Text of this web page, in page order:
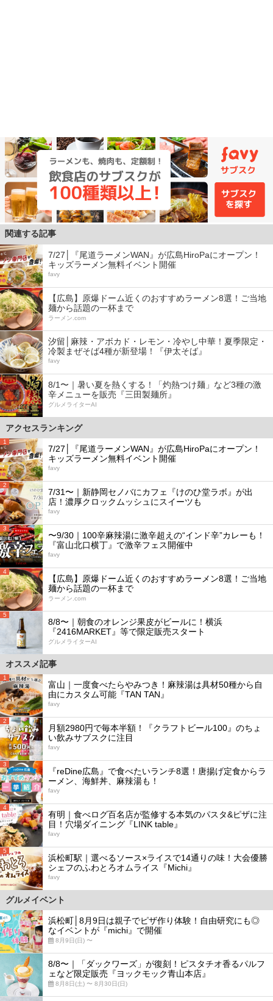
関連する記事
7/27│『尾道ラーメンWAN』が広島HiroPaにオープン！
キッズラーメン無料イベント開催
favy
【広島】原爆ドーム近くのおすすめラーメン8選！ご当地
麺から話題の一杯まで
ラーメン.com
汐留│麻辣・アボカド・レモン・冷やし中華！夏季限定・
冷製まぜそば4種が新登場！『伊太そば』
favy
8/1〜｜暑い夏を熱くする！「灼熱つけ麺」など3種の激
辛メニューを販売『三田製麺所』
グルメライターAI
アクセスランキング
1
7/27│『尾道ラーメンWAN』が広島HiroPaにオープン！
キッズラーメン無料イベント開催
favy
2
7/31〜｜新静岡セノバにカフェ『けのひ堂ラボ』が出
店！濃厚クロックムッシュにスイーツも
favy
3
〜9/30｜100辛麻辣湯に激辛超えの“インド辛”カレーも！
『富山北口横丁』で激辛フェス開催中
favy
4
【広島】原爆ドーム近くのおすすめラーメン8選！ご当地
麺から話題の一杯まで
ラーメン.com
5
8/8〜｜朝食のオレンジ果皮がビールに！横浜
『2416MARKET』等で限定販売スタート
グルメライターAI
オススメ記事
1
富山｜一度食べたらやみつき！麻辣湯は具材50種から自
由にカスタム可能『TAN TAN』
favy
2
月額2980円で毎本半額！『クラフトビール100』のちょ
い飲みサブスクに注目
favy
3
『reDine広島』で食べたいランチ8選！唐揚げ定食からラ
ーメン、海鮮丼、麻辣湯も！
favy
4
有明｜食べログ百名店が監修する本気のパスタ&ピザに注
目！穴場ダイニング『LINK table』
favy
5
浜松町駅｜選べるソース×ライスで14通りの味！大会優勝
シェフのふわとろオムライス『Michi』
favy
グルメイベント
浜松町│8月9日は親子でピザ作り体験！自由研究にも◎
なイベントが『michi』で開催
8月9日(日) 〜
8/8〜｜「ダックワーズ」が復刻！ピスタチオ香るパルフ
ェなど限定販売『ヨックモック青山本店』
8月8日(土) 〜 8月30日(日)